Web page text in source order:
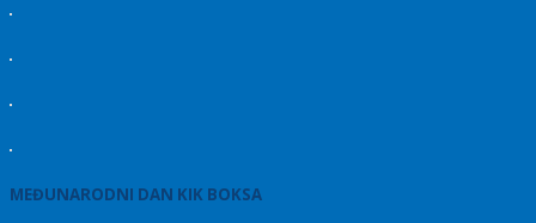
MEĐUNARODNI DAN KIK BOKSA